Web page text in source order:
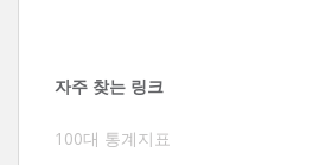
자주 찾는 링크
100대 통계지표